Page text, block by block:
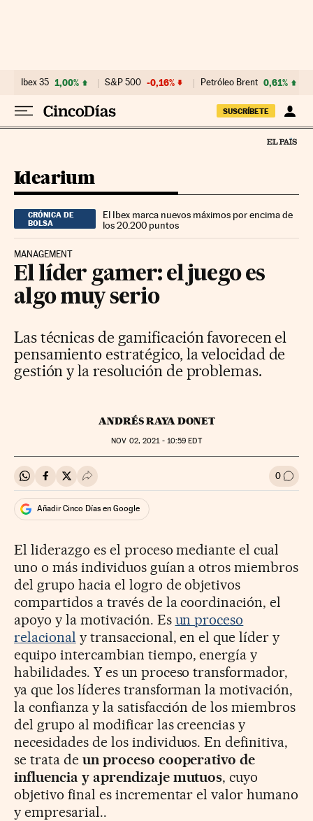
Ibex 35 1,00% S&P 500 -0,16% Petróleo Brent 0,61%
SUSCRÍBETE
Idearium
CRÓNICA DE
BOLSA
El Ibex marca nuevos máximos por encima de
los 20.200 puntos
MANAGEMENT
El líder gamer: el juego es
algo muy serio
Las técnicas de gamificación favorecen el
pensamiento estratégico, la velocidad de
gestión y la resolución de problemas.
ANDRÉS RAYA DONET
NOV 02, 2021 - 10:59 EDT
Compartir en Whatsapp
Compartir en Facebook
Compartir en Twitter
Desplegar Redes Sociales 0 Ir a
Añadir Cinco Días en Google
El liderazgo es el proceso mediante el cual
uno o más individuos guían a otros miembros
del grupo hacia el logro de objetivos
compartidos a través de la coordinación, el
apoyo y la motivación. Es un proceso
relacional y transaccional, en el que líder y
equipo intercambian tiempo, energía y
habilidades. Y es un proceso transformador,
ya que los líderes transforman la motivación,
la confianza y la satisfacción de los miembros
del grupo al modificar las creencias y
necesidades de los individuos. En definitiva,
se trata de un proceso cooperativo de
influencia y aprendizaje mutuos, cuyo
objetivo final es incrementar el valor humano
y empresarial..